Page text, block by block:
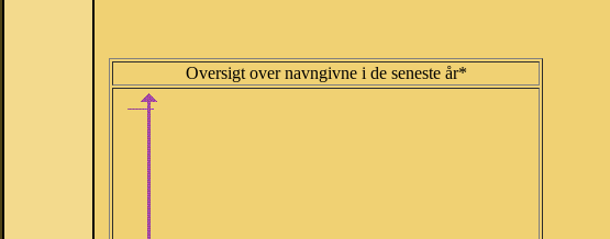
Oversigt over navngivne i de seneste år*